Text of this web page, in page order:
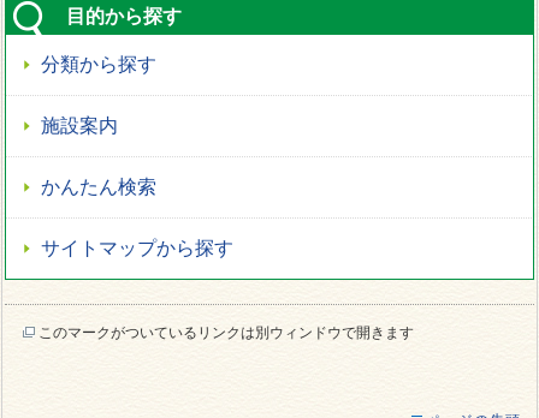
目的から探す
分類から探す
施設案内
かんたん検索
サイトマップから探す
このマークがついているリンクは別ウィンドウで開きます